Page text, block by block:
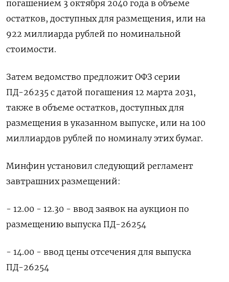
погашением 3 октября 2040 года в объеме
⁠остатков, доступных для размещения, или на
922 миллиарда ‌рублей по номинальной
стоимости.
Затем ведомство ‍предложит ОФЗ серии
ПД-26235 с ‌датой погашения 12 марта 2031,
также ​в объеме остатков, доступных для
размещения в указанном выпуске, или на 100
⁠миллиардов рублей по номиналу этих ‍бумаг.
Минфин установил следующий регламент
завтрашних размещений:
- ‌12.00 - 12.30 - ввод заявок на аукцион по
размещению выпуска ПД-26254
- 14.00 - ввод цены отсечения для выпуска
ПД-26254